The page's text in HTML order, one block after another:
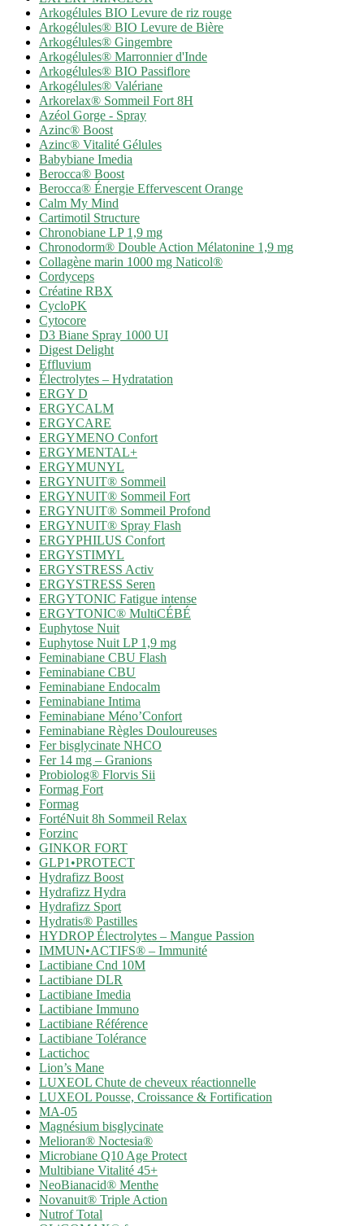
Arkogélules BIO Levure de riz rouge
Arkogélules® BIO Levure de Bière
Arkogélules® Gingembre
Arkogélules® Marronnier d'Inde
Arkogélules® BIO Passiflore
Arkogélules® Valériane
Arkorelax® Sommeil Fort 8H
Azéol Gorge - Spray
Azinc® Boost
Azinc® Vitalité Gélules
Babybiane Imedia
Berocca® Boost
Berocca® Énergie Effervescent Orange
Calm My Mind
Cartimotil Structure
Chronobiane LP 1,9 mg
Chronodorm® Double Action Mélatonine 1,9 mg
Collagène marin 1000 mg Naticol®
Cordyceps
Créatine RBX
CycloPK
Cytocore
D3 Biane Spray 1000 UI
Digest Delight
Effluvium
Électrolytes – Hydratation
ERGY D
ERGYCALM
ERGYCARE
ERGYMENO Confort
ERGYMENTAL+
ERGYMUNYL
ERGYNUIT® Sommeil
ERGYNUIT® Sommeil Fort
ERGYNUIT® Sommeil Profond
ERGYNUIT® Spray Flash
ERGYPHILUS Confort
ERGYSTIMYL
ERGYSTRESS Activ
ERGYSTRESS Seren
ERGYTONIC Fatigue intense
ERGYTONIC® MultiCÉBÉ
Euphytose Nuit
Euphytose Nuit LP 1,9 mg
Feminabiane CBU Flash
Feminabiane CBU
Feminabiane Endocalm
Feminabiane Intima
Feminabiane Méno’Confort
Feminabiane Règles Douloureuses
Fer bisglycinate NHCO
Fer 14 mg – Granions
Probiolog® Florvis Sii
Formag Fort
Formag
FortéNuit 8h Sommeil Relax
Forzinc
GINKOR FORT
GLP1•PROTECT
Hydrafizz Boost
Hydrafizz Hydra
Hydrafizz Sport
Hydratis® Pastilles
HYDROP Électrolytes – Mangue Passion
IMMUN•ACTIFS® – Immunité
Lactibiane Cnd 10M
Lactibiane DLR
Lactibiane Imedia
Lactibiane Immuno
Lactibiane Référence
Lactibiane Tolérance
Lactichoc
Lion’s Mane
LUXEOL Chute de cheveux réactionnelle
LUXEOL Pousse, Croissance & Fortification
MA-05
Magnésium bisglycinate
Melioran® Noctesia®
Microbiane Q10 Age Protect
Multibiane Vitalité 45+
NeoBianacid® Menthe
Novanuit® Triple Action
Nutrof Total